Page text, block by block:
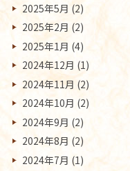
2025年5月 (2)
2025年2月 (2)
2025年1月 (4)
2024年12月 (1)
2024年11月 (2)
2024年10月 (2)
2024年9月 (2)
2024年8月 (2)
2024年7月 (1)